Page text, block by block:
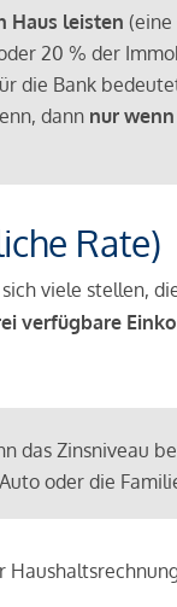
Haus leisten (eine
20 % der
die Bank
dann nur
Rate)
viele stellen,
verfügbare
das Zinsniveau
oder die